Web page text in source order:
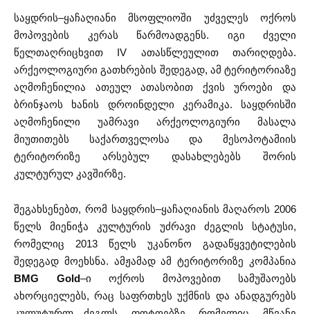
საყდრის–ყაჩაღიანი მსოფლიოში უძველეს ოქროს
მოპოვების კერას წარმოადგენს. იგი ძველი
წელთაღრიცხვით IV ათასწლეულით თარიღდება.
არქეოლოგიური გათხრების შედეგად, ამ ტერიტორიაზე
აღმოჩენილია ათეულ ათასობით ქვის უროები და
ბრინჯაოს ხანის დროინდელი კერამიკა. საყდრისში
აღმოჩენილი უამრავი არქეოლოგიური მასალა
მიუთითებს საქართველოსა და მესოპოტამიის
ტერიტორიზე არსებულ დასახლებებს შორის
კულტურულ კავშირზე.
შეგახსენებთ, რომ საყდრის–ყაჩაღიანის მაღაროს 2006
წელს მიენიჭა კულტურის უძრავი ძეგლის სტატუსი,
რომელიც 2013 წელს უკანონო გადაწყვეტილების
შედეგად მოეხსნა. ამჟამად ამ ტერიტორიზე კომპანია
BMG Gold–ი ოქროს მოპოვებით სამუშაოებს
ახორციელებს, რაც საფრთხეს უქმნის და ანადგურებს